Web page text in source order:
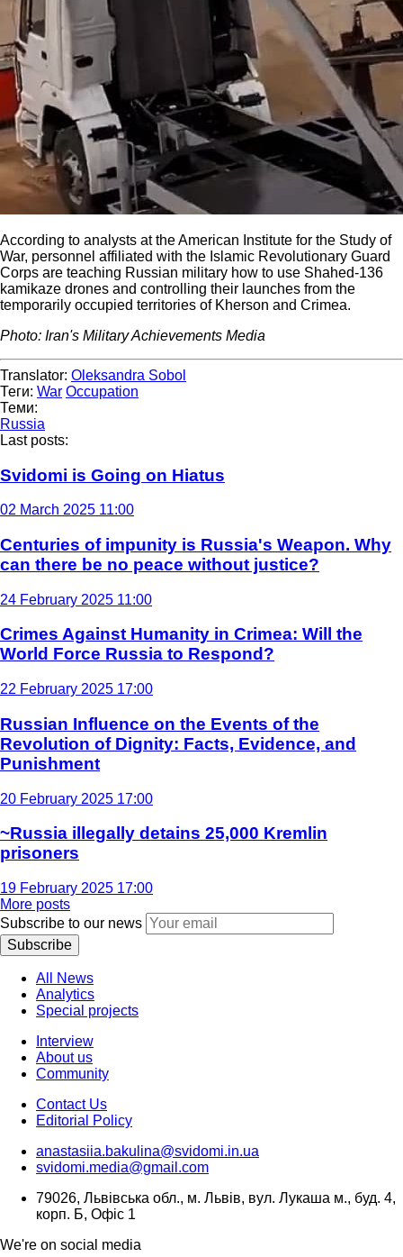
According to analysts at the American Institute for the Study of
War, personnel affiliated with the Islamic Revolutionary Guard
Corps are teaching Russian military how to use Shahed-136
kamikaze drones and controlling their launches from the
temporarily occupied territories of Kherson and Crimea.
Photo: Iran's Military Achievements Media
Translator: Oleksandra Sobol
Теги: War Occupation
Теми:
Russia
Last posts:
Svidomi is Going on Hiatus
02 March 2025 11:00
Centuries of impunity is Russia's Weapon. Why
can there be no peace without justice?
24 February 2025 11:00
Crimes Against Humanity in Crimea: Will the
World Force Russia to Respond?
22 February 2025 17:00
Russian Influence on the Events of the
Revolution of Dignity: Facts, Evidence, and
Punishment
20 February 2025 17:00
~Russia illegally detains 25,000 Kremlin
prisoners
19 February 2025 17:00
More posts
Subscribe to our news
Subscribe
All News
Analytics
Special projects
Interview
About us
Community
Contact Us
Editorial Policy
anastasiia.bakulina@svidomi.in.ua
svidomi.media@gmail.com
79026, Львівська обл., м. Львів, вул. Лукаша м., буд. 4,
корп. Б, Офіс 1
We're on social media